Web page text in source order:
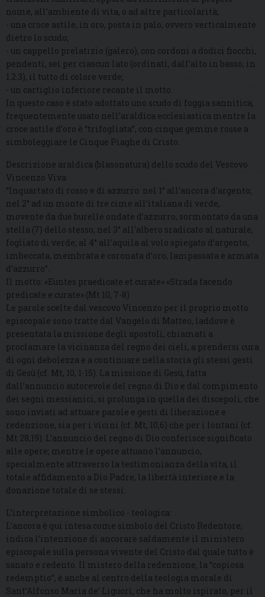
nome, all’ambiente di vita, o ad altre particolarità;
- una croce astile, in oro, posta in palo, ovvero verticalmente
dietro lo scudo;
- un cappello prelatizio (galero), con cordoni a dodici fiocchi,
pendenti, sei per ciascun lato (ordinati, dall’alto in basso, in
1.2.3), il tutto di colore verde;
- un cartiglio inferiore recante il motto.
In questo caso è stato adottato uno scudo di foggia sannitica,
frequentemente usato nell’araldica ecclesiastica mentre la
croce astile d’oro è “trifogliata”, con cinque gemme rosse a
simboleggiare le Cinque Piaghe di Cristo.
Descrizione araldica (blasonatura) dello scudo del Vescovo
Vincenzo Viva
“Inquartato di rosso e di azzurro: nel 1° all’ancora d’argento;
nel 2° ad un monte di tre cime all’italiana di verde,
movente da due burelle ondate d’azzurro, sormontato da una
stella (7) dello stesso; nel 3° all’albero sradicato al naturale,
fogliato di verde; al 4° all’aquila al volo spiegato d’argento,
imbeccata, membrata e coronata d’oro, lampassata e armata
d’azzurro”.
Il motto: «Euntes praedicate et curate» «Strada facendo
predicate e curate» (Mt 10, 7-8)
Le parole scelte dal vescovo Vincenzo per il proprio motto
episcopale sono tratte dal Vangelo di Matteo, laddove è
presentata la missione degli apostoli, chiamati a
proclamare la vicinanza del regno dei cieli, a prendersi cura
di ogni debolezza e a continuare nella storia gli stessi gesti
di Gesù (cf. Mt, 10, 1-15). La missione di Gesù, fatta
dall’annuncio autorevole del regno di Dio e dal compimento
dei segni messianici, si prolunga in quella dei discepoli, che
sono inviati ad attuare parole e gesti di liberazione e
redenzione, sia per i vicini (cf. Mt, 10,6) che per i lontani (cf.
Mt 28,19). L’annuncio del regno di Dio conferisce significato
alle opere; mentre le opere attuano l’annuncio,
specialmente attraverso la testimonianza della vita, il
totale affidamento a Dio Padre, la libertà interiore e la
donazione totale di se stessi.
L’interpretazione simbolico - teologica:
L’ancora è qui intesa come simbolo del Cristo Redentore;
indica l’intenzione di ancorare saldamente il ministero
episcopale sulla persona vivente del Cristo dal quale tutto è
sanato e redento. Il mistero della redenzione, la “copiosa
redemptio”, è anche al centro della teologia morale di
Sant’Alfonso Maria de’ Liguori, che ha molto ispirato, per il